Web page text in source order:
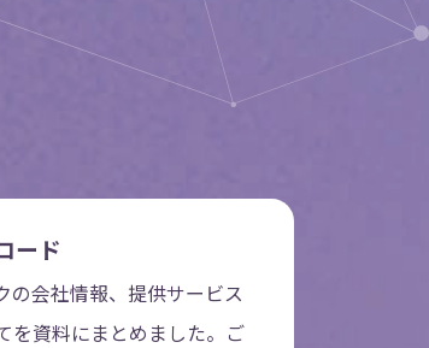
ード
の会社情報、提供サービス
を資料にまとめました。ご